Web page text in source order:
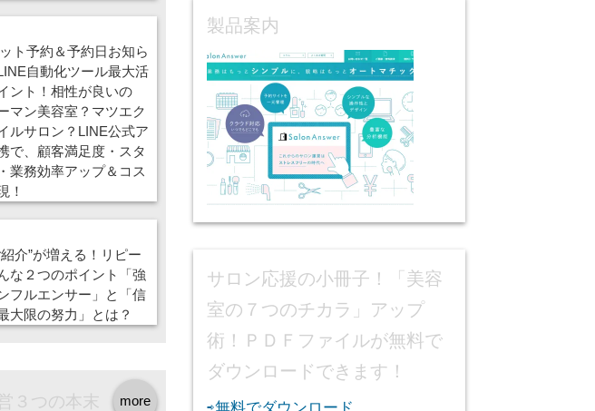
ト予約＆予約日お知ら
自動化ツール最大活
ント！相性が良いの
マン美容室？マツエク
ルサロン？LINE公式ア
で、顧客満足度・スタ
業務効率アップ＆コス
！
介”が増える！リピー
な２つのポイント「強
フルエンサー」と「信
大限の努力」とは？
more
３つの本末
製品案内
サロン応援の小冊子！「美容
室の７つのチカラ」アップ
術！ＰＤＦファイルが無料で
ダウンロードできます！